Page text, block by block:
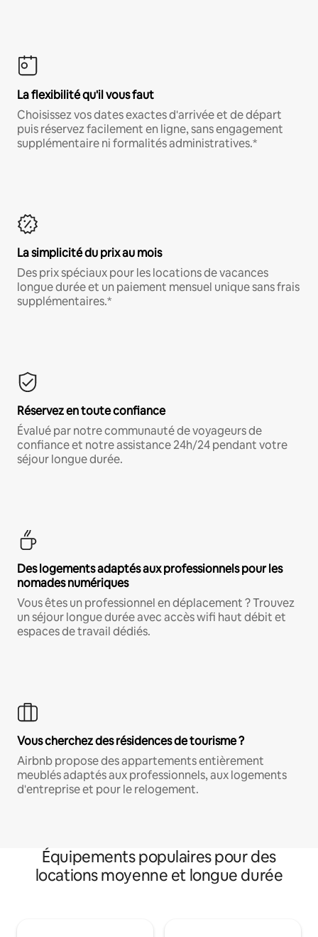
La flexibilité qu'il vous faut
Choisissez vos dates exactes d'arrivée et de départ
puis réservez facilement en ligne, sans engagement
supplémentaire ni formalités administratives.*
La simplicité du prix au mois
Des prix spéciaux pour les locations de vacances
longue durée et un paiement mensuel unique sans frais
supplémentaires.*
Réservez en toute confiance
Évalué par notre communauté de voyageurs de
confiance et notre assistance 24h/24 pendant votre
séjour longue durée.
Des logements adaptés aux professionnels pour les
nomades numériques
Vous êtes un professionnel en déplacement ? Trouvez
un séjour longue durée avec accès wifi haut débit et
espaces de travail dédiés.
Vous cherchez des résidences de tourisme ?
Airbnb propose des appartements entièrement
meublés adaptés aux professionnels, aux logements
d'entreprise et pour le relogement.
Équipements populaires pour des
locations moyenne et longue durée